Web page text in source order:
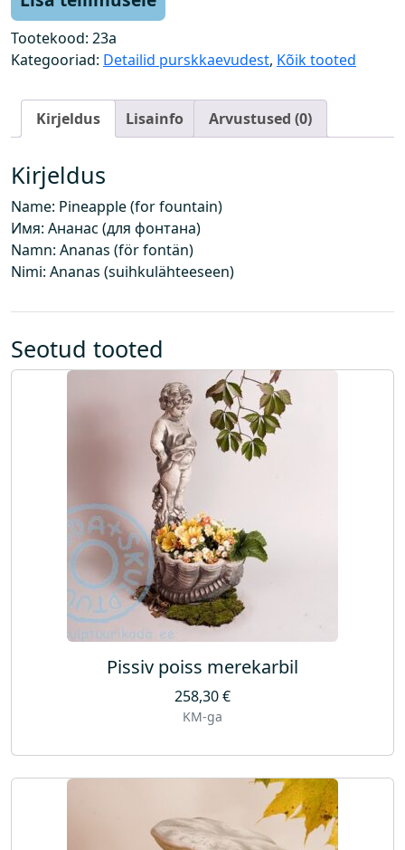
a
s
(
s
k
k
a
e
v
u
e
)
k
Tootekood: 23a
Kategooriad: Detailid purskkaevudest, Kõik tooted
Kirjeldus Lisainfo Arvustused (0)
Kirjeldus
Name: Pineapple (for fountain)
Имя: Ананас (для фонтана)
Namn: Ananas (för fontän)
Nimi: Ananas (suihkulähteeseen)
Seotud tooted
Pissiv poiss merekarbil
258,30€
KM-ga